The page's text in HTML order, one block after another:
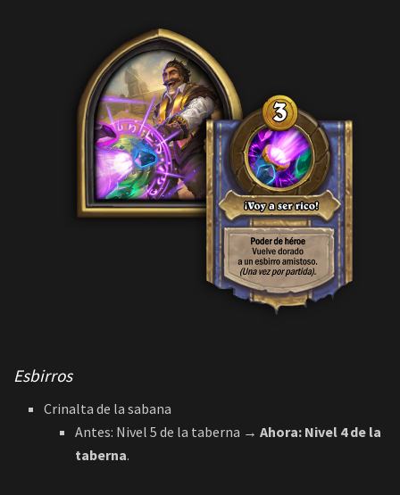
Crinalta de la sabana
Antes: Nivel 5 de la taberna
taberna.